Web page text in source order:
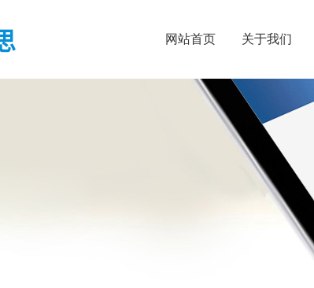
网站首页 关于我们